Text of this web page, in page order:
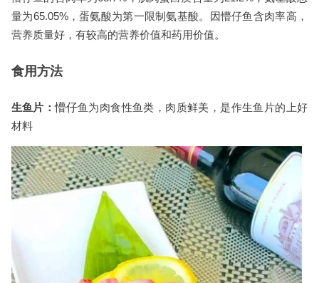
量为65.05%，蛋氨酸为第一限制氨基酸。因懵仔鱼含肉率高，
营养质量好，有较高的营养价值和药用价值。
食用方法
生鱼片：懵仔鱼为肉食性鱼类，肉质鲜美，是作生鱼片的上好
材料